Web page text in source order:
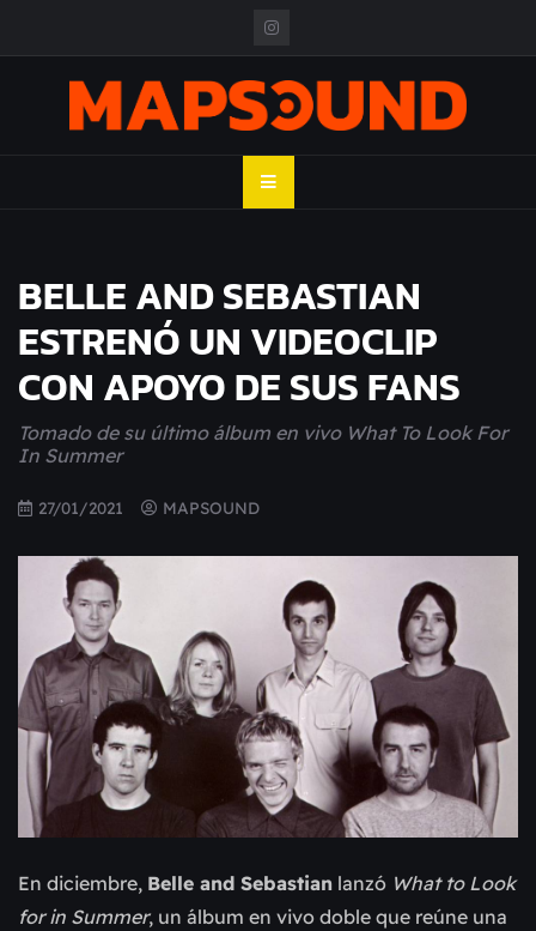
MAPSOUND
BELLE AND SEBASTIAN
ESTRENÓ UN VIDEOCLIP
CON APOYO DE SUS FANS
Tomado de su último álbum en vivo What To Look For
In Summer
27/01/2021 MAPSOUND
En diciembre, Belle and Sebastian lanzó What to Look
for in Summer, un álbum en vivo doble que reúne una